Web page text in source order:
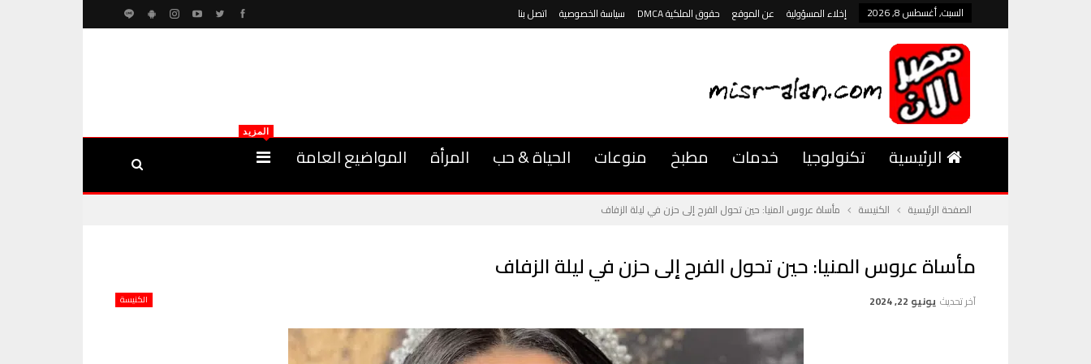
السبت, أغسطس 8, 2026 إخلاء المسؤولية عن الموقع حقوق الملكية DMCA سياسة الخصوصية اتصل بنا
الرئيسية تكنولوجيا خدمات مطبخ منوعات الحياة & حب المرأة المواضيع العامة
المزيد
الصفحة الرئيسية الكنيسة مأساة عروس المنيا: حين تحول الفرح إلى حزن في ليلة الزفاف
مأساة عروس المنيا: حين تحول الفرح إلى حزن في ليلة الزفاف
الكنيسة آخر تحديث يونيو 22, 2024